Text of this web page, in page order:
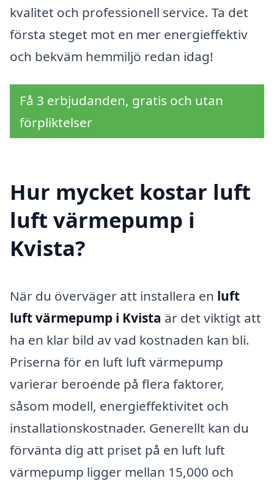
kvalitet och professionell service. Ta det
första steget mot en mer energieffektiv
och bekväm hemmiljö redan idag!
Få 3 erbjudanden, gratis och utan
förpliktelser
Hur mycket kostar luft
luft värmepump i
Kvista?
När du överväger att installera en luft
luft värmepump i Kvista är det viktigt att
ha en klar bild av vad kostnaden kan bli.
Priserna för en luft luft värmepump
varierar beroende på flera faktorer,
såsom modell, energieffektivitet och
installationskostnader. Generellt kan du
förvänta dig att priset på en luft luft
värmepump ligger mellan 15,000 och